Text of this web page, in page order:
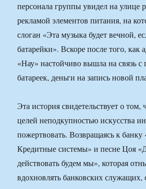
персонала группы увидел на улице
рекламой элементов питания, на
слоган «Эта музыка будет вечной,
батарейки». Вскоре после того, как
«Нау» настойчиво вышла на связь с
батареек, деньги на запись новой
Эта история свидетельствует о том,
целей неподкупностью искусства
пожертвовать. Возвращаясь к
Кредитные системы» и песне Цоя
действовать будем мы», которая
вдохновлять банковских служащих,